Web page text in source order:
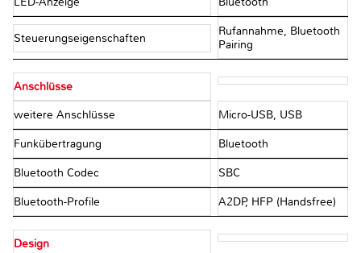
Steuerungseigenschaften
Rufannahme, Bluetooth
Pairing
Anschlüsse
weitere Anschlüsse Micro-USB, USB
Funkübertragung Bluetooth
Bluetooth Codec SBC
Bluetooth-Profile A2DP, HFP (Handsfree)
Design